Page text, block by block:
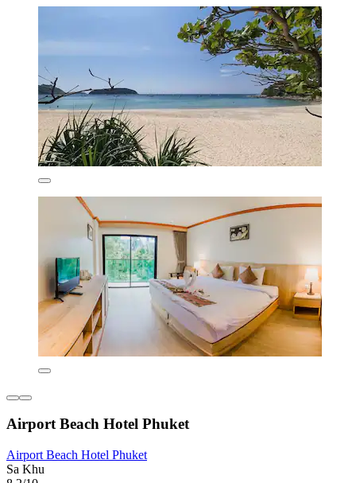
Airport Beach Hotel Phuket
Airport Beach Hotel Phuket
Sa Khu